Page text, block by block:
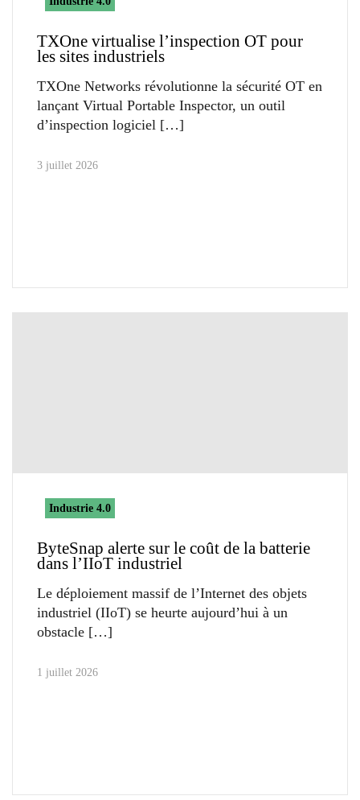
TXOne virtualise l’inspection OT pour
les sites industriels
TXOne Networks révolutionne la sécurité OT en
lançant Virtual Portable Inspector, un outil
d’inspection logiciel
3 juillet 2026
Industrie 4.0
ByteSnap alerte sur le coût de la batterie
dans l’IIoT industriel
Le déploiement massif de l’Internet des objets
industriel (IIoT) se heurte aujourd’hui à un
obstacle
1 juillet 2026